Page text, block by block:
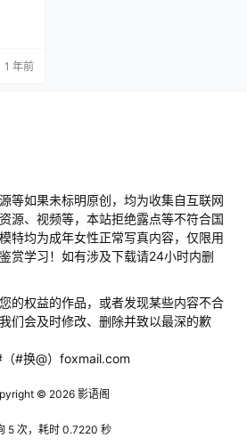
演
力著
1 年前
等如果未标明原创，均为收集自互联网
源、视频等，本站拒绝露点等不符合国
特均为成年女性正常写真内容，仅限用
赏学习！如有涉及下载请24小时内删
的权益的作品，或者发现某些内容不合
们会及时修改、删除并致以最深的歉
#换@）foxmail.com
© 2026 影语阁
5 次，耗时 0.7220 秒